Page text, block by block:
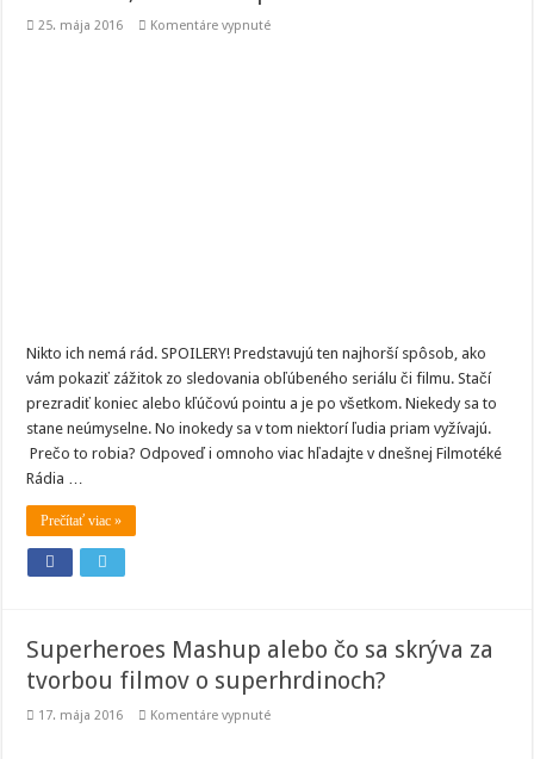
25. mája 2016 Komentáre vypnuténa
Nikto ich nemá rád. SPOILERY! Predstavujú ten najhorší spôsob, ako
vám pokaziť zážitok zo sledovania obľúbeného seriálu či filmu. Stačí
prezradiť koniec alebo kľúčovú pointu a je po všetkom. Niekedy sa to
stane neúmyselne. No inokedy sa v tom niektorí ľudia priam vyžívajú.
Prečo to robia? Odpoveď i omnoho viac hľadajte v dnešnej Filmotéké
Rádia …
Prečítať viac »
Superheroes Mashup alebo čo sa skrýva za
tvorbou filmov o superhrdinoch?
17. mája 2016 Komentáre vypnuténa